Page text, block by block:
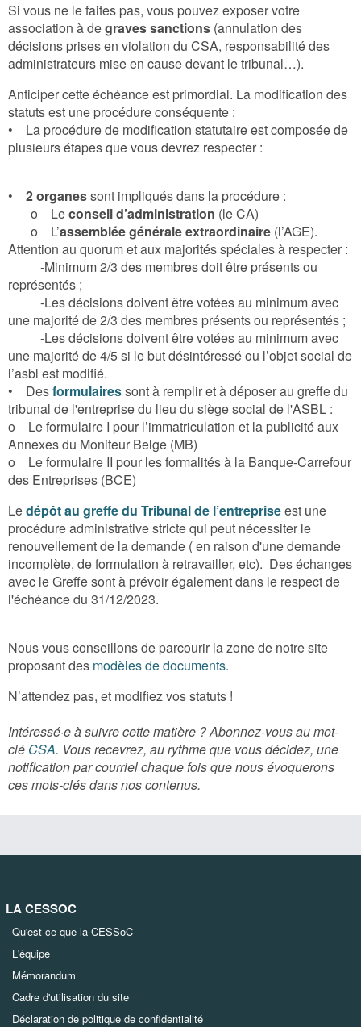
Si vous ne le faites pas, vous pouvez exposer votre
association à degraves sanctions (annulation des
décisions prises en violation du CSA, responsabilité des
administrateurs mise en cause devant le tribunal…).
Anticiper cette échéance est primordial. La modification des
statuts est une procédure conséquente :
• La procédure de modification statutaire est composée de
plusieurs étapes que vous devrez respecter :
• 2 organessont impliqués dans la procédure :
o Leconseil d’administration (le CA)
o L’assemblée générale extraordinaire (l’AGE).
Attention au quorum et aux majorités spéciales à respecter :
-Minimum 2/3 des membres doit être présents ou
représentés ;
-Les décisions doivent être votées au minimum avec
une majorité de 2/3 des membres présents ou représentés ;
-Les décisions doivent être votées au minimum avec
une majorité de 4/5 si le but désintéressé ou l’objet social de
l’asbl est modifié.
• Desformulairessont à remplir et à déposer au greffe du
tribunal de l'entreprise du lieu du siège social de l'ASBL :
o Le formulaire I pour l’immatriculation et la publicité aux
Annexes du Moniteur Belge (MB)
o Le formulaire II pour les formalités à la Banque-Carrefour
des Entreprises (BCE)
Ledépôt au greffe du Tribunal de l’entrepriseest une
procédure administrative stricte qui peut nécessiter le
renouvellement de la demande ( en raison d'une demande
incomplète, de formulation à retravailler, etc). Des échanges
avec le Greffe sont à prévoir également dans le respect de
l'échéance du 31/12/2023.
Nous vous conseillons de parcourir la zone de notre site
proposant des modèles de documents.
N’attendez pas, et modifiez vos statuts !
Intéressé·e à suivre cette matière ? Abonnez-vous au mot-
clé CSA. Vous recevrez, au rythme que vous décidez, une
notification par courriel chaque fois que nous évoquerons
ces mots-clés dans nos contenus.
LA CESSOC
Qu'est-ce que la CESSoC
L'équipe
Mémorandum
Cadre d'utilisation du site
Déclaration de politique de confidentialité